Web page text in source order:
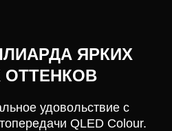
ЯРКИХ
удовольствие с
QLED Colour.